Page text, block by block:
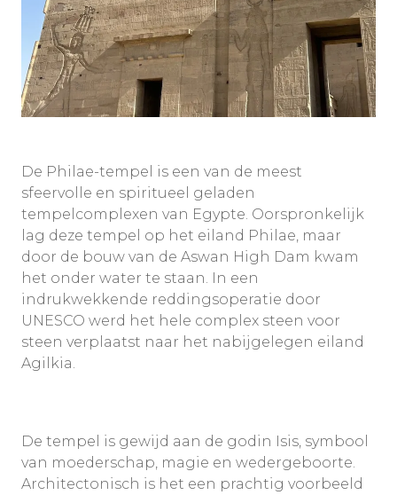
De Philae-tempel is een van de meest
sfeervolle en spiritueel geladen
tempelcomplexen van Egypte. Oorspronkelijk
lag deze tempel op het eiland Philae, maar
door de bouw van de Aswan High Dam kwam
het onder water te staan. In een
indrukwekkende reddingsoperatie door
UNESCO werd het hele complex steen voor
steen verplaatst naar het nabijgelegen eiland
Agilkia.
De tempel is gewijd aan de godin Isis, symbool
van moederschap, magie en wedergeboorte.
Architectonisch is het een prachtig voorbeeld